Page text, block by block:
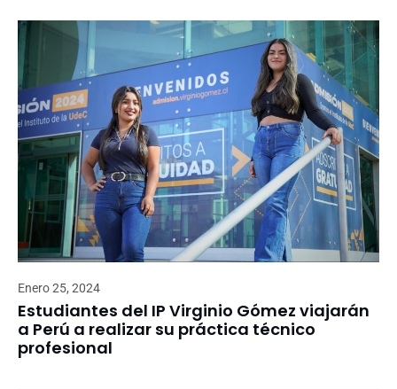
Enero 25, 2024
Estudiantes del IP Virginio Gómez viajarán
a Perú a realizar su práctica técnico
profesional